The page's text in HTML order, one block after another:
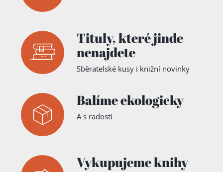
Tituly,které jinde
nenajdete
Sběratelské kusy i knižní novinky
Balíme ekologicky
A s radostí
Vykupujeme knihy